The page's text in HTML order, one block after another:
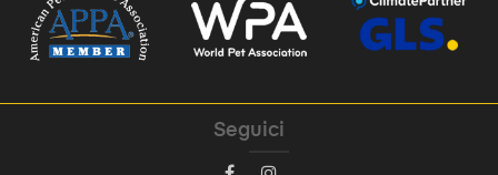
Seguici